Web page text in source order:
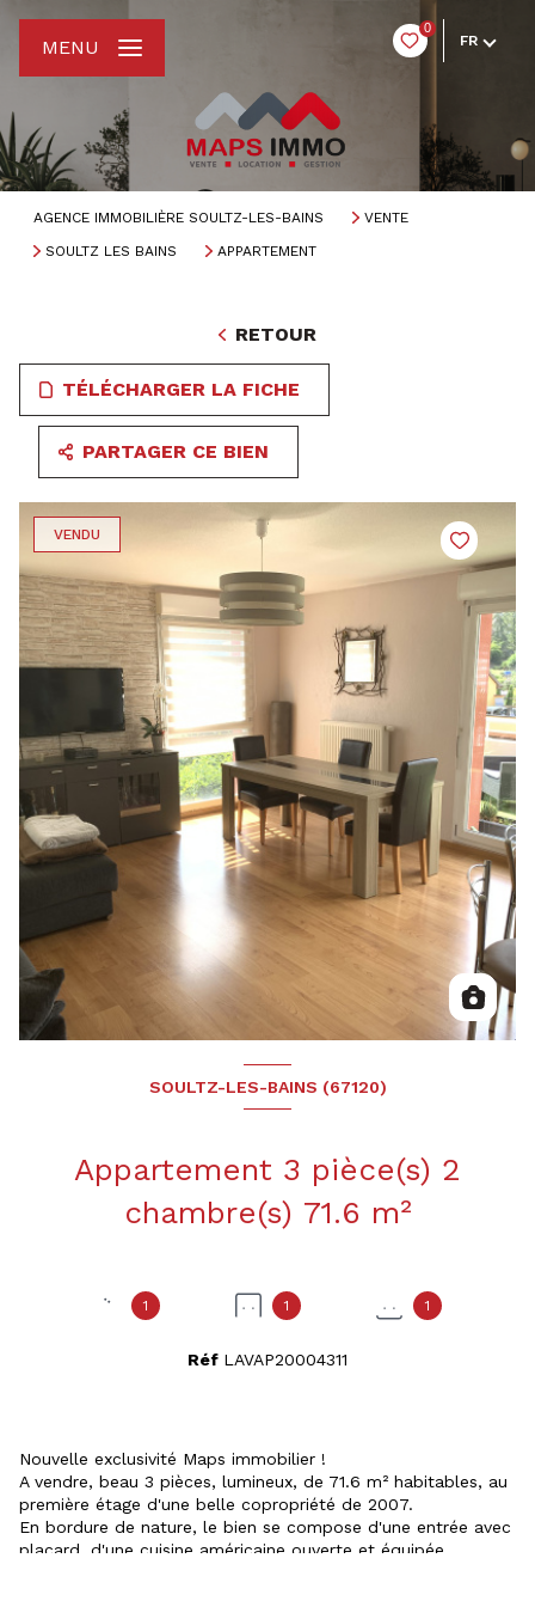
0
FR
MENU
AGENCE IMMOBILIÈRE SOULTZ-LES-BAINS
VENTE
SOULTZ LES BAINS
APPARTEMENT
RETOUR
TÉLÉCHARGER LA FICHE
PARTAGER CE BIEN
VENDU
SOULTZ-LES-BAINS (67120)
Appartement 3 pièce(s) 2
chambre(s) 71.6 m²
1 1 1
Réf LAVAP20004311
Nouvelle exclusivité Maps immobilier !
A vendre, beau 3 pièces, lumineux, de 71.6 m² habitables, au
première étage d'une belle copropriété de 2007.
En bordure de nature, le bien se compose d'une entrée avec
placard, d'une cuisine américaine ouverte et équipée